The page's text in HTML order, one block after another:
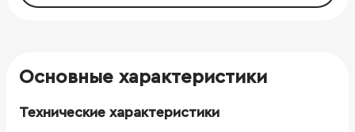
Основные характеристики
Технические характеристики